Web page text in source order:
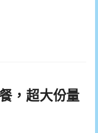
，超大份量